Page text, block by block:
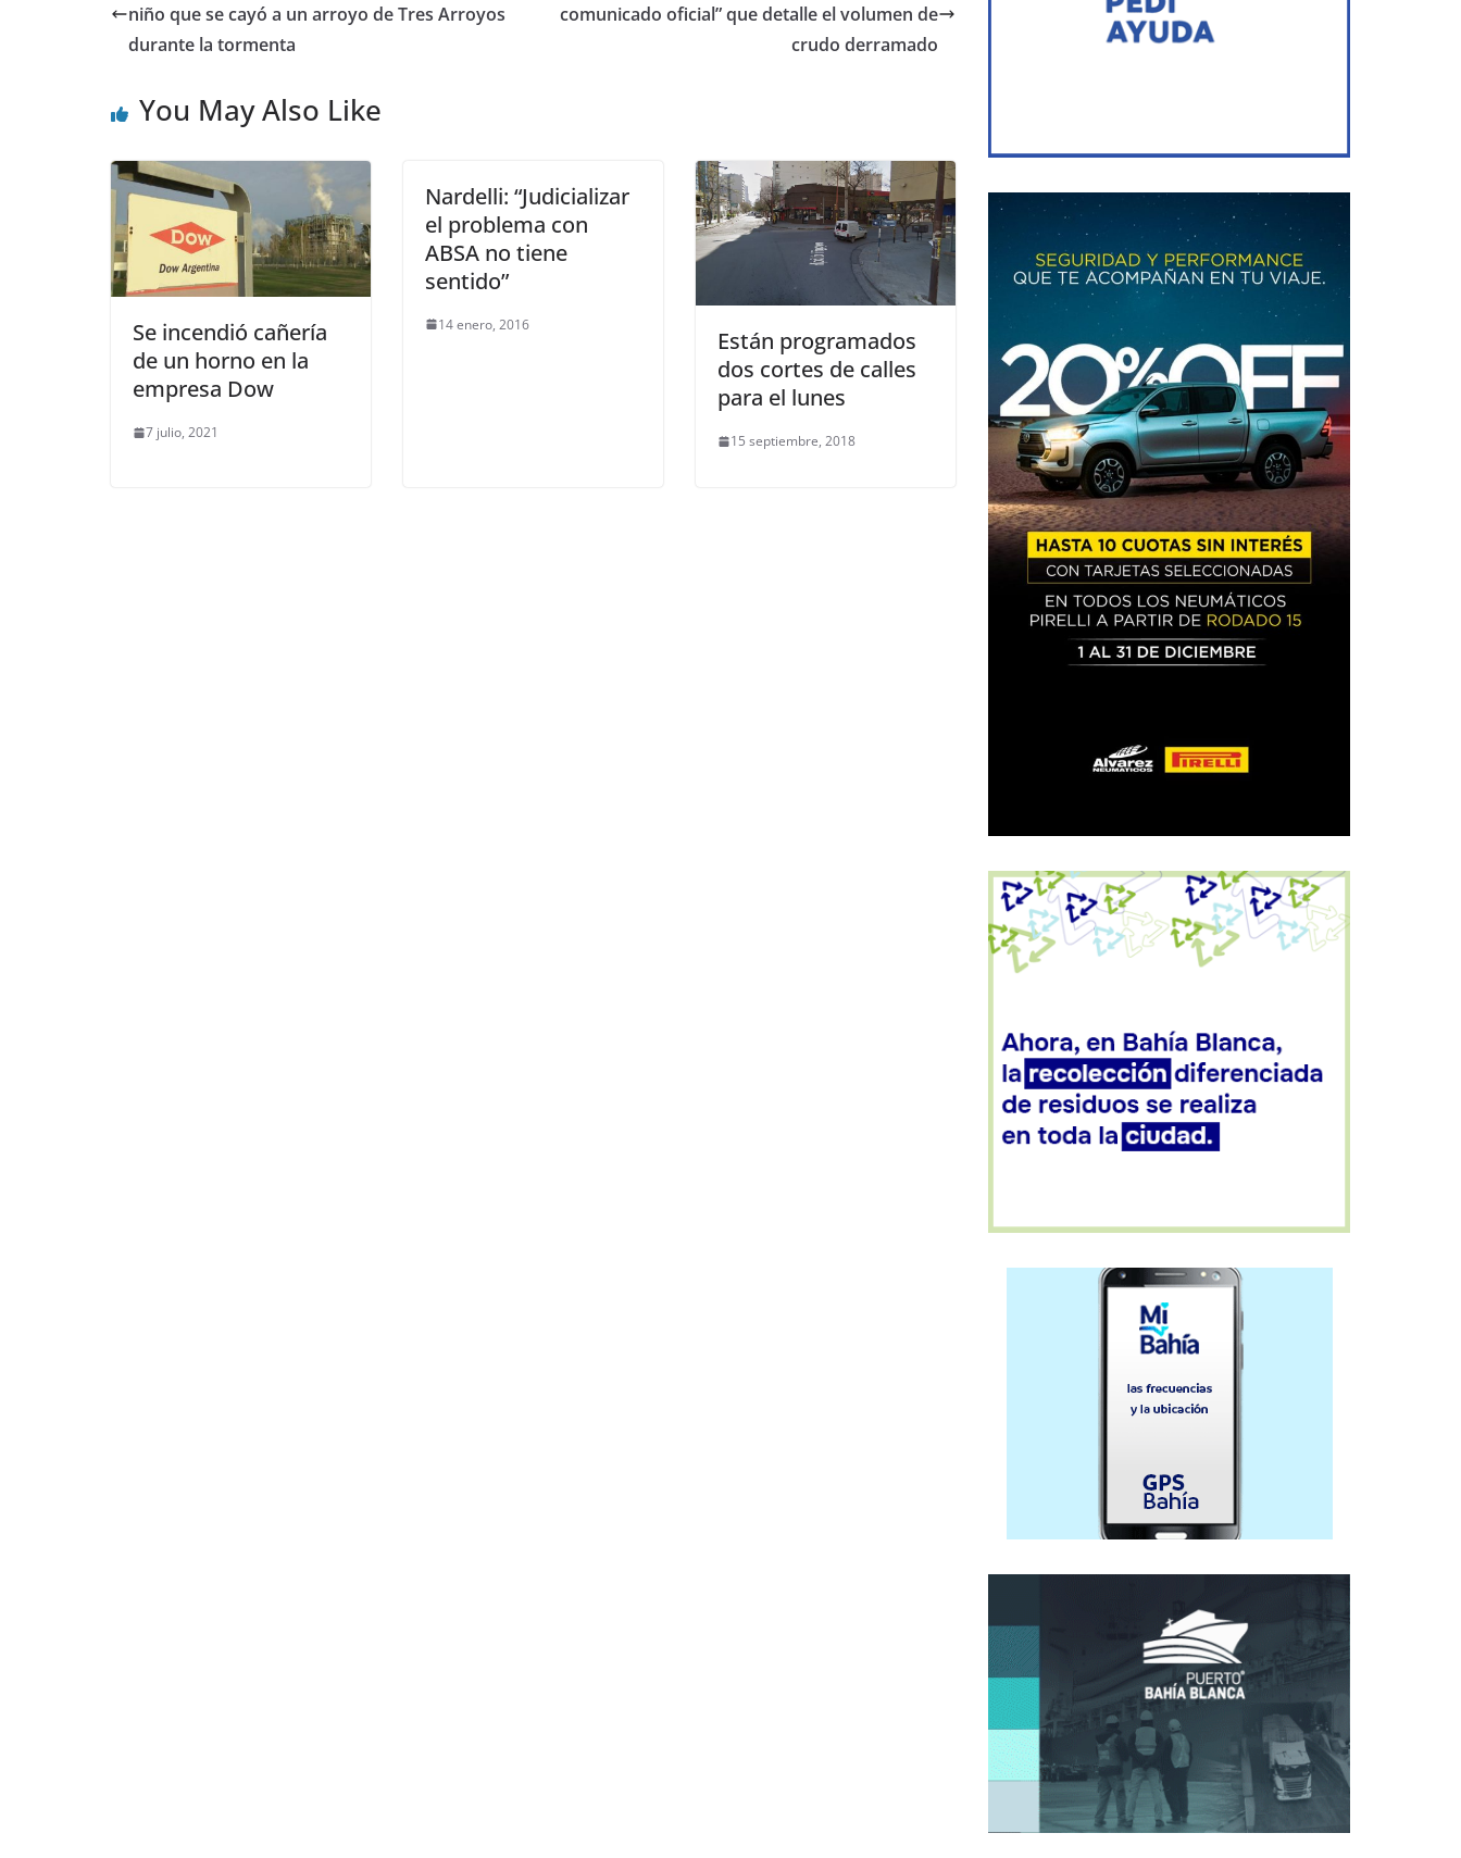
niño que se cayó a un arroyo de Tres Arroyos
durante la tormenta
comunicado oficial” que detalle el volumen de
crudo derramado
You May Also Like
Se incendió cañería
de un horno en la
empresa Dow
7 julio, 2021
Nardelli: “Judicializar
el problema con
ABSA no tiene
sentido”
14 enero, 2016
Están programados
dos cortes de calles
para el lunes
15 septiembre, 2018